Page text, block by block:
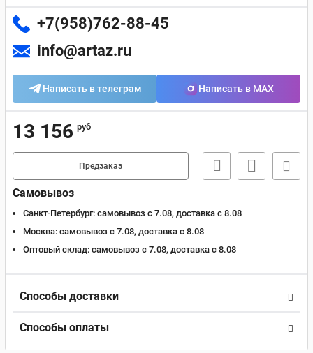
+7(958)762-88-45
info@artaz.ru
Написать в телеграм Написать в MAX
13 156 руб
Предзаказ
Самовывоз
Санкт-Петербург: самовывоз с 7.08, доставка c 8.08
Москва: самовывоз с 7.08, доставка c 8.08
Оптовый склад: самовывоз с 7.08, доставка c 8.08
Способы доставки
Способы оплаты